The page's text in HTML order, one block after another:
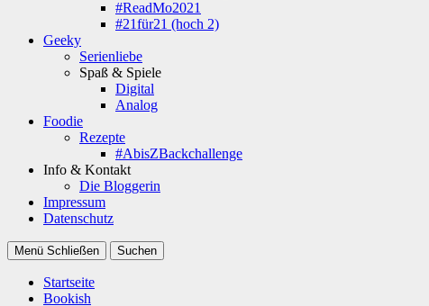
#ReadMo2021
#21für21 (hoch 2)
Geeky
Serienliebe
Spaß & Spiele
Digital
Analog
Foodie
Rezepte
#AbisZBackchallenge
Info & Kontakt
Die Bloggerin
Impressum
Datenschutz
Menü Schließen Suchen
Startseite
Bookish